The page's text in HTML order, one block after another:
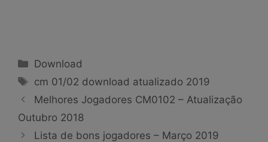
Categorias
Download
Tags
cm 01/02 download atualizado 2019
Melhores Jogadores CM0102 – Atualização
Outubro 2018
Lista de bons jogadores – Março 2019